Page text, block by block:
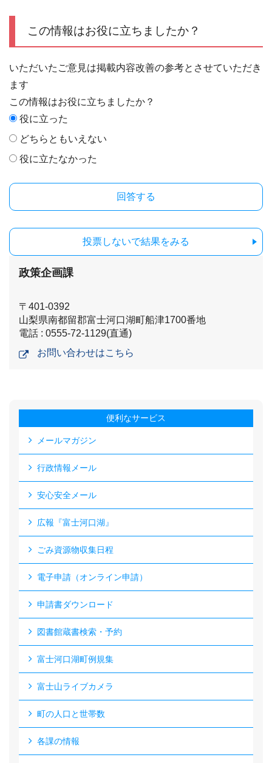
この情報はお役に立ちましたか？
いただいたご意見は掲載内容改善の参考とさせていただき
ます
この情報はお役に立ちましたか？
役に立った
どちらともいえない
役に立たなかった
投票しないで結果をみる
政策企画課
〒401-0392
山梨県南都留郡富士河口湖町船津1700番地
電話 : 0555-72-1129(直通)
お問い合わせはこちら
便利なサービス
メールマガジン
行政情報メール
安心安全メール
広報『富士河口湖』
ごみ資源物収集日程
電子申請（オンライン申請）
申請書ダウンロード
図書館蔵書検索・予約
富士河口湖町例規集
富士山ライブカメラ
町の人口と世帯数
各課の情報